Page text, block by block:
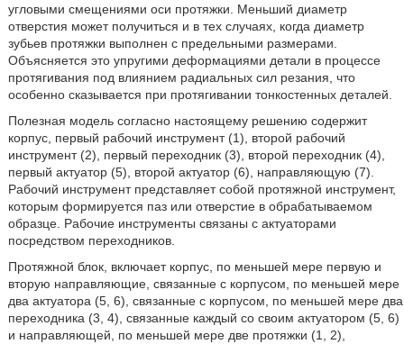
угловыми смещениями оси протяжки. Меньший диаметр
отверстия может получиться и в тех случаях, когда диаметр
зубьев протяжки выполнен с предельными размерами.
Объясняется это упругими деформациями детали в процессе
протягивания под влиянием радиальных сил резания, что
особенно сказывается при протягивании тонкостенных деталей.
Полезная модель согласно настоящему решению содержит
корпус, первый рабочий инструмент (1), второй рабочий
инструмент (2), первый переходник (3), второй переходник (4),
первый актуатор (5), второй актуатор (6), направляющую (7).
Рабочий инструмент представляет собой протяжной инструмент,
которым формируется паз или отверстие в обрабатываемом
образце. Рабочие инструменты связаны с актуаторами
посредством переходников.
Протяжной блок, включает корпус, по меньшей мере первую и
вторую направляющие, связанные с корпусом, по меньшей мере
два актуатора (5, 6), связанные с корпусом, по меньшей мере два
переходника (3, 4), связанные каждый со своим актуатором (5, 6)
и направляющей, по меньшей мере две протяжки (1, 2),